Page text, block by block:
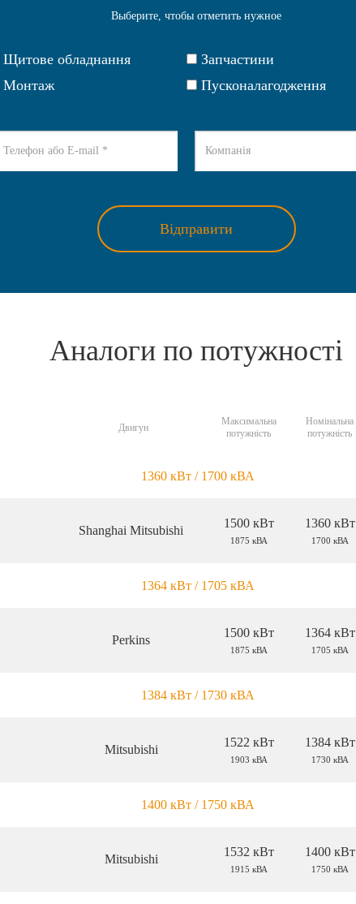
Выберите, чтобы отметить нужное
Щитове обладнання
Монтаж
Запчастини
Пусконалагодження
Відправити
Аналоги по потужності
Двигун
Максимальна
потужність
Номінальна
потужність
1360 кВт / 1700 кВА
Shanghai Mitsubishi
1500 кВт
1875 кВА
1360 кВт
1700 кВА
1364 кВт / 1705 кВА
Perkins
1500 кВт
1875 кВА
1364 кВт
1705 кВА
1384 кВт / 1730 кВА
Mitsubishi
1522 кВт
1903 кВА
1384 кВт
1730 кВА
1400 кВт / 1750 кВА
Mitsubishi
1532 кВт
1915 кВА
1400 кВт
1750 кВА